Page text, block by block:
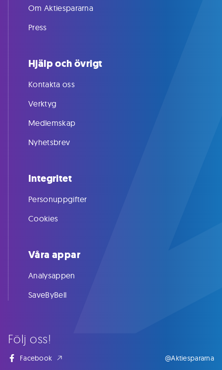
Följ oss!
Facebook @Aktiespararna
Om Aktiespararna
Press
Hjälp och övrigt
Kontakta oss
Verktyg
Medlemskap
Nyhetsbrev
Integritet
Personuppgifter
Cookies
Våra appar
Analysappen
SaveByBell